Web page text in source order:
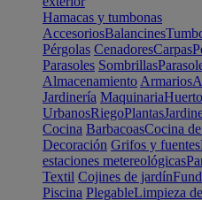
Hamacas y tumbonas
AccesoriosBalancines
Pérgolas CenadoresCarpas
Parasoles Sombrillas
Almacenamiento Armarios
Jardinería Maquinaria
UrbanosRiegoPlantas
Cocina BarbacoasCocina
Decoración Grifos y fuentes
estaciones metereológicas
Textil Cojines de jardín
Piscina PlegableLimpieza